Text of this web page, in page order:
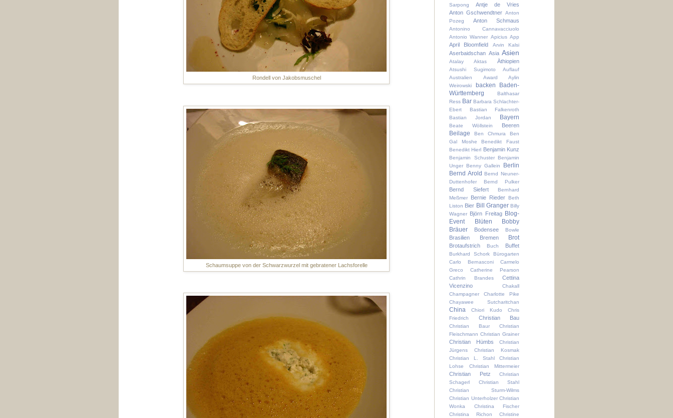
Rondell von Jakobsmuschel
Schaumsuppe von der Schwarzwurzel mit gebratener Lachsforelle
Sarpong
Antje de Vries
Anton Gschwendtner Anton
Pozeg
Anton Schmaus
Antonino Cannavacciuolo
Antonio Wanner Apicius App
April Bloomfield Arvin Kalsi
Aserbaidschan Asia Asien
Atalay Aktas Äthiopien
Atsushi Sugimoto
Auflauf
Australien
Award
Aylin
Weirowski
backen
Baden-
Württemberg
Balthasar
Ress Bar Barbara Schlachter-
Ebert
Bastian Falkenroth
Bastian Jordan
Bayern
Beate Wöllstein Beeren
Beilage Ben Chmura
Ben
Gal Moshe
Benedikt Faust
Benedikt Hierl Benjamin Kunz
Benjamin Schuster
Benjamin
Unger
Benny Gallein
Berlin
Bernd Arold Bernd Neuner-
Duttenhofer
Bernd Pulker
Bernd Siefert
Bernhard
Meßmer
Bernie Rieder
Beth
Liston Bier Bill Granger Billy
Wagner Björn Freitag Blog-
Event
Blüten
Bobby
Bräuer
Bodensee Bowle
Brasilien Bremen Brot
Brotaufstrich Buch Buffet
Burkhard Schork
Bürogarten
Carlo Bernasconi
Carmelo
Greco
Catherine Pearson
Cathrin Brandes
Cettina
Vicenzino
Chakall
Champagner
Charlotte Pike
Chayawee Sutcharitchan
China Chiori Kudo
Chris
Friedrich
Christian Bau
Christian Baur
Christian
Fleischmann Christian Grainer
Christian Hümbs
Christian
Jürgens
Christian Kosmak
Christian L. Stahl
Christian
Lohse
Christian Mittermeier
Christian Petz
Christian
Schagerl
Christian Stahl
Christian Sturm-Wilms
Christian Unterholzer Christian
Wonka
Christina Fischer
Christina Richon
Christine